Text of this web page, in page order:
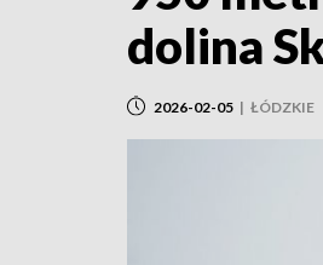
dolina
2026-02-05 | ŁÓDZKIE